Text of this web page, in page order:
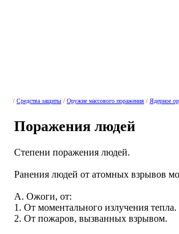
/ Средства защиты / Оружие массового поражения / Ядерное
Поражения людей
Степени поражения людей.
Ранения людей от атомных взрывов
A. Ожоги, от:
1. От моментального излучения тепла.
2. От пожаров, вызванных взрывом.